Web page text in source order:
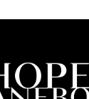
誤飲等を防ぐた
ちんとしめてくだ
い所、直射日光の